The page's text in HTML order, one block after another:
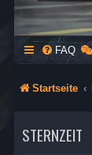
FAQ
Startseite
STERNZEIT